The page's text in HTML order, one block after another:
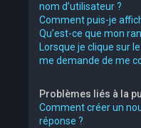
nom d’utilisateur ?
Comment puis-je
Qu’est-ce que mon
Lorsque je clique sur
me demande de me
Problèmes liés à la
Comment créer un
réponse ?